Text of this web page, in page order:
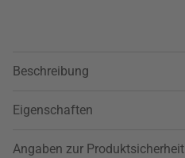
Beschreibung
Eigenschaften
Angaben zur Produktsicherheit